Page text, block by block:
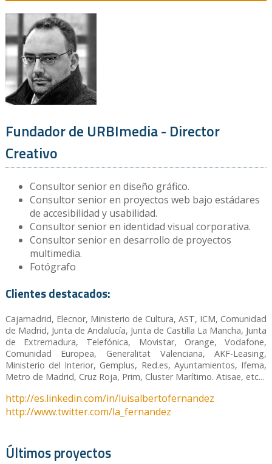
Fundador de URBImedia - Director
Creativo
Consultor senior en diseño gráfico.
Consultor senior en proyectos web bajo estádares
de accesibilidad y usabilidad.
Consultor senior en identidad visual corporativa.
Consultor senior en desarrollo de proyectos
multimedia.
Fotógrafo
Clientes destacados:
Cajamadrid, Elecnor, Ministerio de Cultura, AST, ICM, Comunidad
de Madrid, Junta de Andalucía, Junta de Castilla La Mancha, Junta
de Extremadura, Telefónica, Movistar, Orange, Vodafone,
Comunidad Europea, Generalitat Valenciana, AKF-Leasing,
Ministerio del Interior, Gemplus, Red.es, Ayuntamientos, Ifema,
Metro de Madrid, Cruz Roja, Prim, Cluster Marítimo. Atisae, etc...
http://es.linkedin.com/in/luisalbertofernandez
http://www.twitter.com/la_fernandez
Últimos proyectos